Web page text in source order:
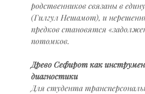
родственников связаны в
(Гилгул Нешамот), и
предков становятся
потомков.
Древо Сефирот как
диагностики
Для студента